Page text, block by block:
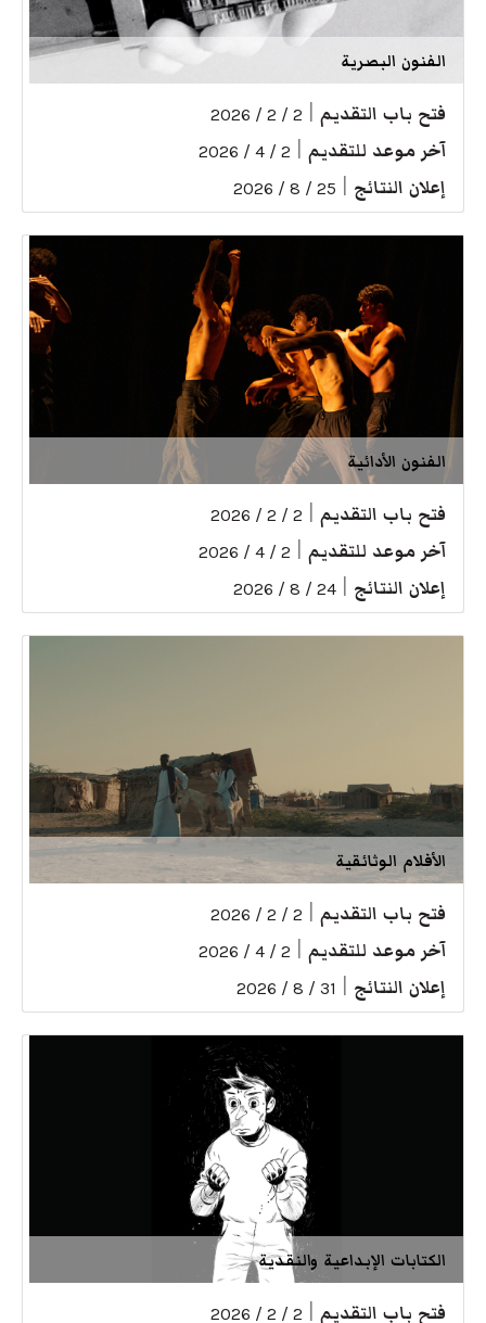
الفنون البصرية
فتح باب التقديم 2 / 2 / 2026
آخر موعد للتقديم 2 / 4 / 2026
إعلان النتائج 25 / 8 / 2026
الفنون الأدائية
فتح باب التقديم 2 / 2 / 2026
آخر موعد للتقديم 2 / 4 / 2026
إعلان النتائج 24 / 8 / 2026
الأفلام الوثائقية
فتح باب التقديم 2 / 2 / 2026
آخر موعد للتقديم 2 / 4 / 2026
إعلان النتائج 31 / 8 / 2026
الكتابات الإبداعية والنقدية
فتح باب التقديم 2 / 2 / 2026